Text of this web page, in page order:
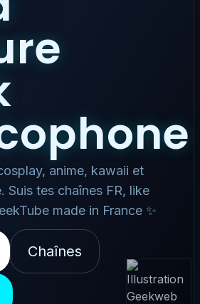
anime, kawaii et
Suis tes chaînes FR, like
made in France ✨
Chaînes